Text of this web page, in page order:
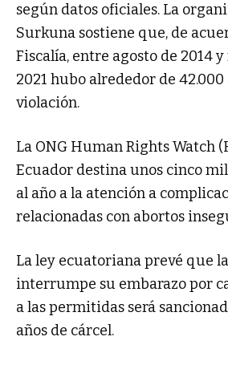
según datos oficiales. La
Surkuna sostiene que, de
Fiscalía, entre agosto de 2014
2021 hubo alrededor de
violación.
La ONG Human Rights Watch
Ecuador destina unos cinco
al año a la atención a
relacionadas con abortos
La ley ecuatoriana prevé que
interrumpe su embarazo por
a las permitidas será
años de cárcel.